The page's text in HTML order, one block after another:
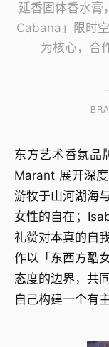
延香固体香水膏
Cabana」限时
为核心，合
东方艺术香氛品
Marant 展开深度
游牧于山河湖海
女性的自在；
礼赞对本真的自
作以「东西方酷
态度的边界，共
自己构建一个有